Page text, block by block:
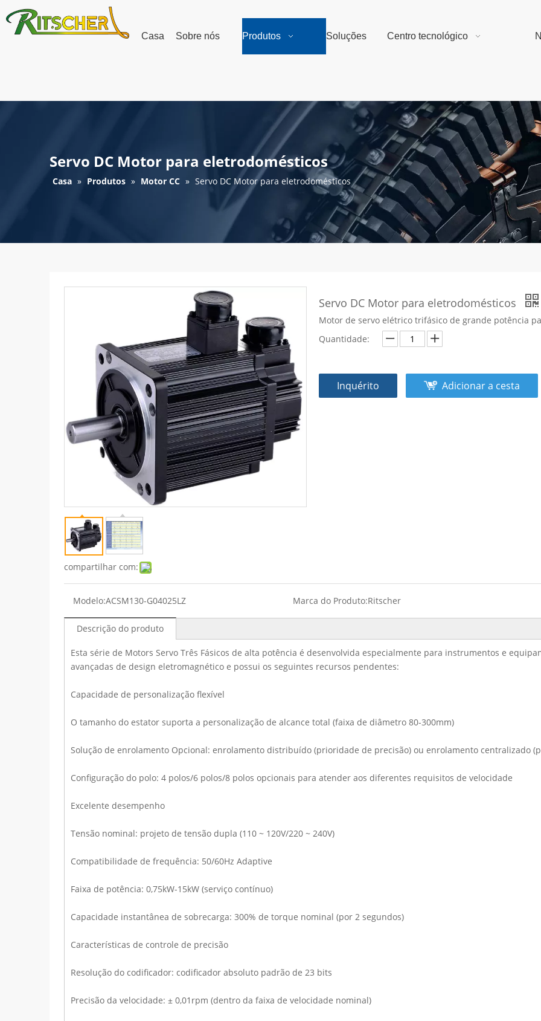
Casa Sobre nós Produtos Soluções Centro tecnológico
Servo DC Motor para eletrodomésticos
Casa » Produtos » Motor CC » Servo DC Motor para eletrodomésticos
compartilhar com:
Servo DC Motor para eletrodomésticos
Motor de servo elétrico trifásico de grande potência
Quantidade:
Inquérito Adicionar a cesta
Modelo:ACSM130-G04025LZ Marca do Produto:Ritscher
Descrição do produto
Esta série de Motors Servo Três Fásicos de alta potência é desenvolvida especialmente para instrumentos e
avançadas de design eletromagnético e possui os seguintes recursos pendentes:
Capacidade de personalização flexível
O tamanho do estator suporta a personalização de alcance total (faixa de diâmetro 80-300mm)
Solução de enrolamento Opcional: enrolamento distribuído (prioridade de precisão) ou enrolamento centralizado
Configuração do polo: 4 polos/6 polos/8 polos opcionais para atender aos diferentes requisitos de velocidade
Excelente desempenho
Tensão nominal: projeto de tensão dupla (110 ~ 120V/220 ~ 240V)
Compatibilidade de frequência: 50/60Hz Adaptive
Faixa de potência: 0,75kW-15kW (serviço contínuo)
Capacidade instantânea de sobrecarga: 300% de torque nominal (por 2 segundos)
Características de controle de precisão
Resolução do codificador: codificador absoluto padrão de 23 bits
Precisão da velocidade: ± 0,01rpm (dentro da faixa de velocidade nominal)